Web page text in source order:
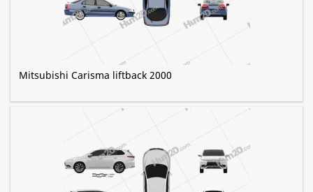
Mitsubishi Carisma liftback 2000